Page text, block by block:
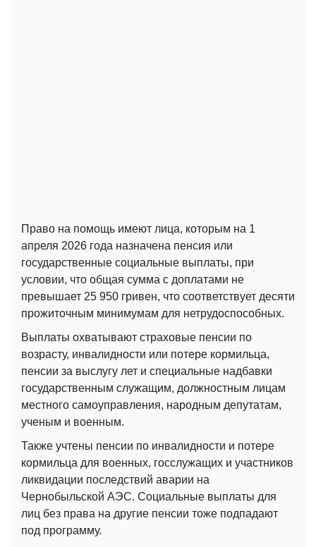
Право на помощь имеют лица, которым на 1
апреля 2026 года назначена пенсия или
государственные социальные выплаты, при
условии, что общая сумма с доплатами не
превышает 25 950 гривен, что соответствует десяти
прожиточным минимумам для нетрудоспособных.
Выплаты охватывают страховые пенсии по
возрасту, инвалидности или потере кормильца,
пенсии за выслугу лет и специальные надбавки
государственным служащим, должностным лицам
местного самоуправления, народным депутатам,
ученым и военным.
Также учтены пенсии по инвалидности и потере
кормильца для военных, госслужащих и участников
ликвидации последствий аварии на
Чернобыльской АЭС. Социальные выплаты для
лиц без права на другие пенсии тоже подпадают
под программу.